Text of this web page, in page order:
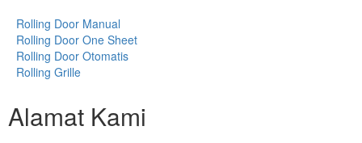
Rolling Door Manual
Rolling Door One Sheet
Rolling Door Otomatis
Rolling Grille
Alamat Kami